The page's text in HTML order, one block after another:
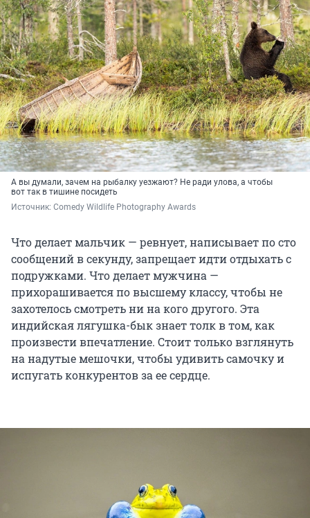
А вы думали, зачем на рыбалку уезжают? Не ради улова, а чтобы
вот так в тишине посидеть
Источник: Comedy Wildlife Photography Awards
Что делает мальчик — ревнует, написывает по сто
сообщений в секунду, запрещает идти отдыхать с
подружками. Что делает мужчина —
прихорашивается по высшему классу, чтобы не
захотелось смотреть ни на кого другого. Эта
индийская лягушка-бык знает толк в том, как
произвести впечатление. Стоит только взглянуть
на надутые мешочки, чтобы удивить самочку и
испугать конкурентов за ее сердце.